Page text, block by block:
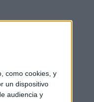
como cookies, y
un dispositivo
audiencia y